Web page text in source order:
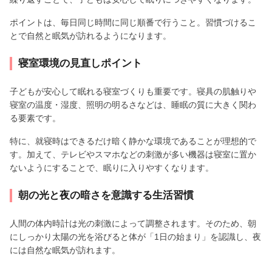
ポイントは、毎日同じ時間に同じ順番で行うこと。習慣づけるこ
とで自然と眠気が訪れるようになります。
寝室環境の見直しポイント
子どもが安心して眠れる寝室づくりも重要です。寝具の肌触りや
寝室の温度・湿度、照明の明るさなどは、睡眠の質に大きく関わ
る要素です。
特に、就寝時はできるだけ暗く静かな環境であることが理想的で
す。加えて、テレビやスマホなどの刺激が多い機器は寝室に置か
ないようにすることで、眠りに入りやすくなります。
朝の光と夜の暗さを意識する生活習慣
人間の体内時計は光の刺激によって調整されます。そのため、朝
にしっかり太陽の光を浴びると体が「1日の始まり」を認識し、夜
には自然な眠気が訪れます。